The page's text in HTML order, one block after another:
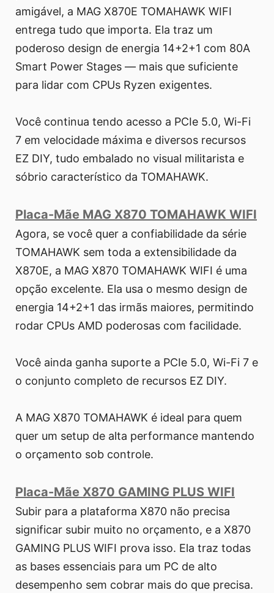
amigável, a MAG X870E TOMAHAWK WIFI
entrega tudo que importa. Ela traz um
poderoso design de energia 14+2+1 com 80A
Smart Power Stages — mais que suficiente
para lidar com CPUs Ryzen exigentes.
Você continua tendo acesso a PCIe 5.0, Wi-Fi
7 em velocidade máxima e diversos recursos
EZ DIY, tudo embalado no visual militarista e
sóbrio característico da TOMAHAWK.
Placa-Mãe MAG X870 TOMAHAWK WIFI
Agora, se você quer a confiabilidade da série
TOMAHAWK sem toda a extensibilidade da
X870E, a MAG X870 TOMAHAWK WIFI é uma
opção excelente. Ela usa o mesmo design de
energia 14+2+1 das irmãs maiores, permitindo
rodar CPUs AMD poderosas com facilidade.
Você ainda ganha suporte a PCIe 5.0, Wi-Fi 7 e
o conjunto completo de recursos EZ DIY.
A MAG X870 TOMAHAWK é ideal para quem
quer um setup de alta performance mantendo
o orçamento sob controle.
Placa-Mãe X870 GAMING PLUS WIFI
Subir para a plataforma X870 não precisa
significar subir muito no orçamento, e a X870
GAMING PLUS WIFI prova isso. Ela traz todas
as bases essenciais para um PC de alto
desempenho sem cobrar mais do que precisa.